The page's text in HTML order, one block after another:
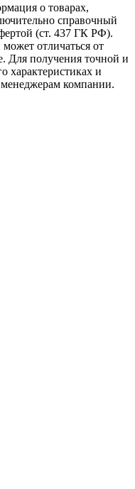
о товарах,
справочный
(ст. 437 ГК РФ).
отличаться от
Для получения точной и
характеристиках и
компании.